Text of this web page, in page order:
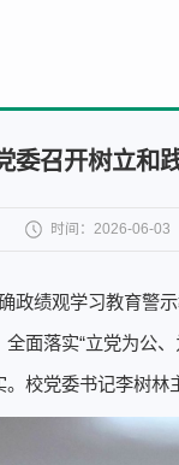
委召开树立和
时间：2026-06-03
绩观学习教育警
面落实“立党为公
校党委书记李树林